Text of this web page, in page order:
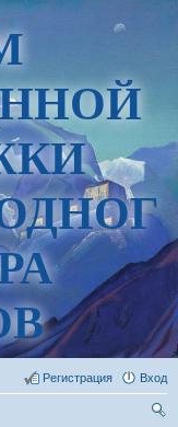
Вход
Регистрация